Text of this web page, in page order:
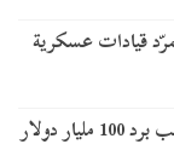
قيادات عسكرية
دولار